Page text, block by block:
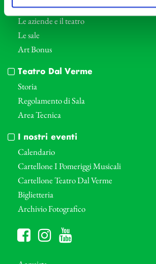
Eventi Corporate
Le aziende e il teatro
Le sale
Art Bonus
Teatro Dal Verme
Storia
Regolamento di Sala
Area Tecnica
I nostri eventi
Calendario
Cartellone I Pomeriggi Musicali
Cartellone Teatro Dal Verme
Biglietteria
Archivio Fotografico